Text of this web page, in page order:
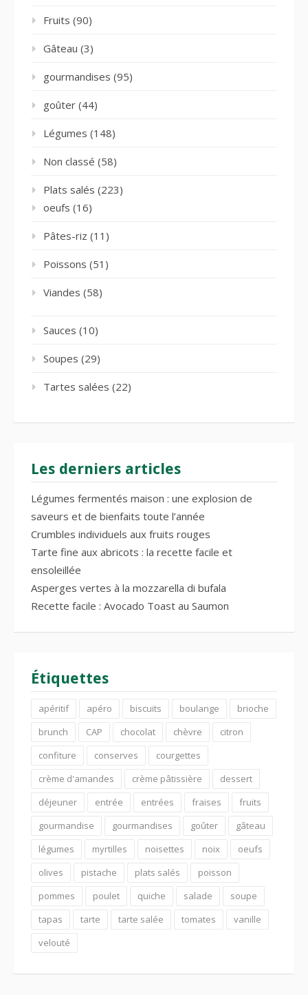
Fruits (90)
Gâteau (3)
gourmandises (95)
goûter (44)
Légumes (148)
Non classé (58)
Plats salés (223)
oeufs (16)
Pâtes-riz (11)
Poissons (51)
Viandes (58)
Sauces (10)
Soupes (29)
Tartes salées (22)
Les derniers articles
Légumes fermentés maison : une explosion de
saveurs et de bienfaits toute l’année
Crumbles individuels aux fruits rouges
Tarte fine aux abricots : la recette facile et
ensoleillée
Asperges vertes à la mozzarella di bufala
Recette facile : Avocado Toast au Saumon
Étiquettes
apéritif apéro biscuits boulange
brioche
brunch
CAP chocolat chèvre
citron
confiture
conserves
courgettes
crème d'amandes
crème pâtissière
dessert
déjeuner
entrée entrées fraises
fruits
gourmandise
gourmandises goûter
gâteau
légumes
myrtilles noisettes noix
oeufs
olives
pistache plats salés
poisson
pommes
poulet quiche salade
soupe
tapas
tarte tarte salée tomates
vanille
velouté